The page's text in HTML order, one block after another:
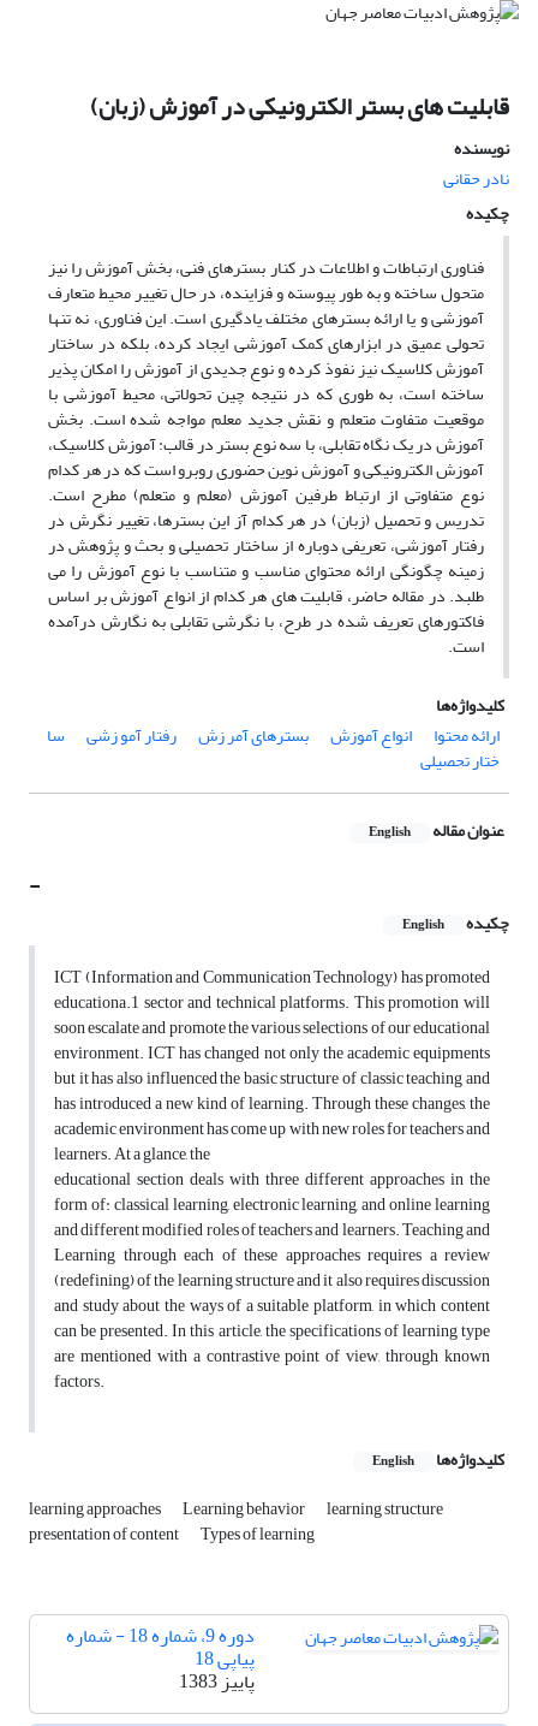
قابلیت های بستر الکترونیکی در آموزش (زبان)
نویسنده
نادر حقانى
چکیده
فناوری ارتباطات و اطلاعات در کنار بسترهای فنی، بخش آموزش را نیز
متحول ساخته و به طور پیوسته و فزاینده، در حال تغییر محیط متعارف
آموزشی و یا ارائه بسترهای مختلف یادگیری است. این فناوری، نه تنها
تحولی عمیق در ابزارهای کمک آموزشی ایجاد کرده، بلکه در ساختار
آموزش کلاسیک نیز نفوذ کرده و نوع جدیدی از آموزش را امکان پذیر
ساخته است، به طوری که در نتیجه چین تحولاتی، محیط آموزشی با
موقعیت متفاوت متعلم و نقش جدید معلم مواجه شده است. بخش
آموزش در یک نگاه تقابلی، با سه نوع بستر در قالب: آموزش کلاسیک،
آموزش الکترونیکی و آموزش نوین حضوری روبرو است که در هر کدام
نوع متفاوتی از ارتباط طرفین آموزش (معلم و متعلم) مطرح است.
تدریس و تحصیل (زبان) در هر کدام آز این بسترها، تغییر نگرش در
رفتار آموزشی، تعریفی دوباره از ساختار تحصیلی و بحث و پژوهش در
زمینه چگونگی ارائه محتوای مناسب و متناسب با نوع آموزش را می
طلبد. در مقاله حاضر، قابلیت های هر کدام از انواع آموزش بر اساس
فاکتورهای تعریف شده در طرح، با نگرشی تقابلی به نگارش درآمده
است.
کلیدواژه‌ها
ارائه محتوا
انواع آموزش بسترهای آمر زش رفتار آمو زشی سا
ختار تحصیلی
عنوان مقاله English
-
چکیده English
ICT (Information and Communication Technology) has promoted
educationa.1 sector and technical platforms. This promotion will
soon escalate and promote the various selections of our educational
environment. ICT has changed not only the academic equipments
but it has also influenced the basic structure of classic teaching and
has introduced a new kind of learning. Through these changes, the
academic environment has come up with new roles for teachers and
learners. At a glance, the
educational section deals with three different approaches in the
form of: classical learning, electronic learning, and online learning
and different modified roles of teachers and learners. Teaching and
Learning through each of these approaches requires a review
(redefining) of the learning structure and it also requires discussion
and study about the ways of a suitable platform, in which content
can be presented. In this article, the specifications of learning type
are mentioned with a contrastive point of view, through known
factors.
کلیدواژه‌ها English
learning approaches Learning behavior learning structure
presentation of content Types of learning
دوره 9، شماره 18 - شماره
پیاپی 18
پاییز 1383